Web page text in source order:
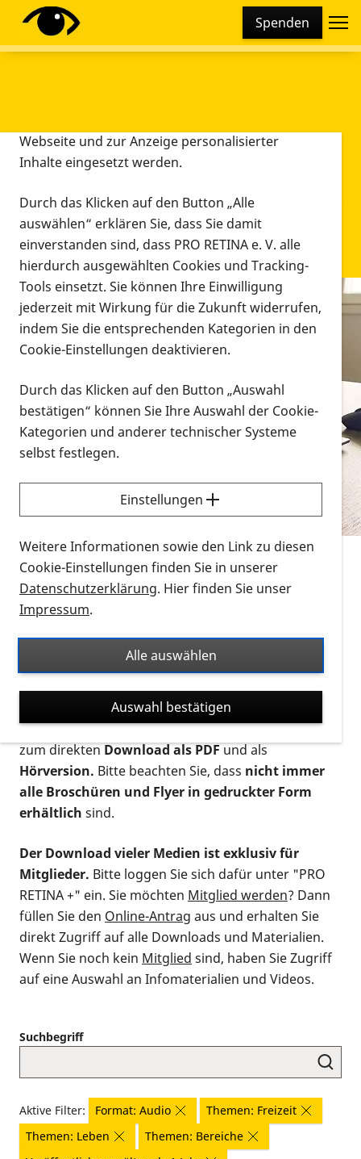
Spenden
Infomaterial
Infomaterial
Vorlesen
Alle Infomaterialien in verschiedenen
Formaten an einem Ort
Sie möchten wissen, wie Sie nach Infonmaterial
suchen und dieses bestellen bzw. herunterladen
können? Schauen Sie sich dieErklärvideos zum
Thema Infomaterial auf der PRO RETINA-Website
für blinde und sehbehinderte Menschen an.
Auf dieser Seite finden Sie sämtliches Infomaterial
Ort. Nutzen Sie den Formatfilter, um ausschließlich
nach Flyern und Broschüren, Audios oder Videos zu
suchen. Die meisten Flyer und Broschüren werden in
verschiedenen Formaten angeboten: zur
postalischen Bestellung als gedruckte Variante
zum direktenDownload als PDFund als
Hörversion. Bitte beachten Sie, dass nicht immer
alle Broschüren und Flyer in gedruckter Form
erhältlich sind.
Der Download vieler Medien ist exklusiv für
Mitglieder. Bitte loggen Sie sich dafür unter "PRO
RETINA +" ein. Sie möchten Mitglied werden? Dann
füllen Sie den Online-Antrag aus und erhalten Sie
direkt Zugriff auf alle Downloads und Materialien.
Wenn Sie noch kein Mitglied sind, haben Sie Zugriff
auf eine Auswahl an Infomaterialien und Videos.
Suchbegriff
Aktive Filter: Format: Audio
Themen: Freizeit
Themen: Leben
Themen: Bereiche
Diese Webseite setzt verschiedene Cookies und
Tracking-Tools ein. Dies beinhaltet Cookies und
Webseite und zur Anzeige personalisierter
Inhalte eingesetzt werden.
Durch das Klicken auf den Button „Alle
auswählen“ erklären Sie, dass Sie damit
einverstanden sind, dass PRO RETINA e. V. alle
hierdurch ausgewählten Cookies und Tracking-
Tools einsetzt. Sie können Ihre Einwilligung
jederzeit mit Wirkung für die Zukunft widerrufen,
indem Sie die entsprechenden Kategorien in den
Cookie-Einstellungen deaktivieren.
Durch das Klicken auf den Button „Auswahl
bestätigen“ können Sie Ihre Auswahl der Cookie-
Kategorien und anderer technischer Systeme
selbst festlegen.
Einstellungen
Weitere Informationen sowie den Link zu diesen
Cookie-Einstellungen finden Sie in unserer
Datenschutzerklärung. Hier finden Sie unser
Impressum.
Alle auswählen
Auswahl bestätigen